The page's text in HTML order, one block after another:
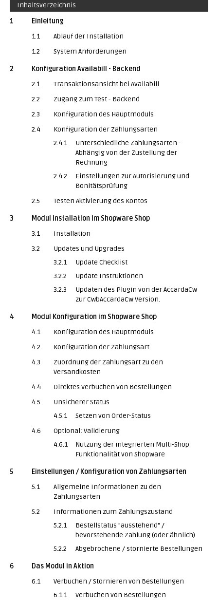
Inhaltsverzeichnis
1
Einleitung
1.1
Ablauf der Installation
1.2
System Anforderungen
2
Konfiguration Availabill - Backend
2.1
Transaktionsansicht bei Availabill
2.2
Zugang zum Test - Backend
2.3
Konfiguration des Hauptmoduls
2.4
Konfiguration der Zahlungsarten
2.4.1
Unterschiedliche Zahlungsarten -
Abhängig von der Zustellung der
Rechnung
2.4.2
Einstellungen zur Autorisierung und
Bonitätsprüfung
2.5
Testen Aktivierung des Kontos
3
Modul Installation im Shopware Shop
3.1
Installation
3.2
Updates und Upgrades
3.2.1
Update Checklist
3.2.2
Update Instruktionen
3.2.3
Updaten des Plugin von der AccardaCw
zur CwbAccardaCw Version.
4
Modul Konfiguration im Shopware Shop
4.1
Konfiguration des Hauptmoduls
4.2
Konfiguration der Zahlungsart
4.3
Zuordnung der Zahlungsart zu den
Versandkosten
4.4
Direktes Verbuchen von Bestellungen
4.5
Unsicherer Status
4.5.1
Setzen von Order-Status
4.6
Optional: Validierung
4.6.1
Nutzung der integrierten Multi-Shop
Funktionalität von Shopware
5
Einstellungen / Konfiguration von Zahlungsarten
5.1
Allgemeine Informationen zu den
Zahlungsarten
5.2
Informationen zum Zahlungszustand
5.2.1
Bestellstatus "ausstehend" /
bevorstehende Zahlung (oder ähnlich)
5.2.2
Abgebrochene / stornierte Bestellungen
6
Das Modul in Aktion
6.1
Verbuchen / Stornieren von Bestellungen
6.1.1
Verbuchen von Bestellungen